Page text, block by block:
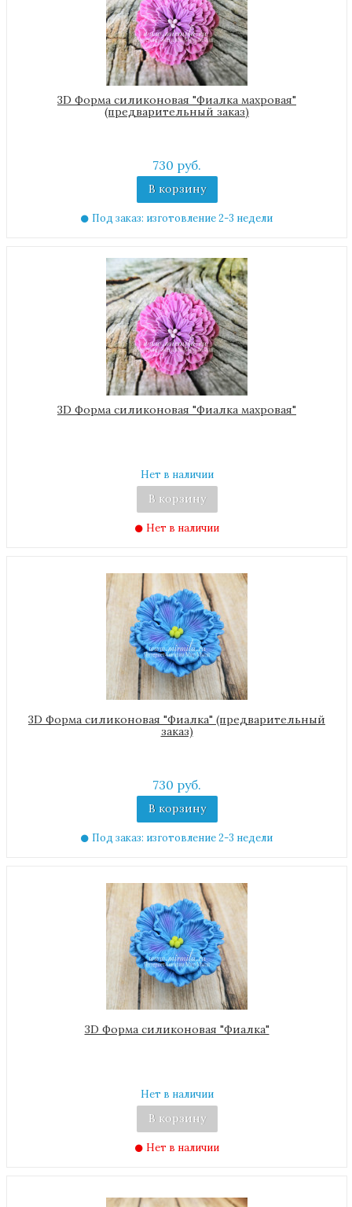
3D Форма силиконовая "Фиалка махровая"
(предварительный заказ)
730 руб.
В корзину
Под заказ: изготовление 2-3 недели
3D Форма силиконовая "Фиалка махровая"
Нет в наличии
В корзину
Нет в наличии
3D Форма силиконовая "Фиалка" (предварительный
заказ)
730 руб.
В корзину
Под заказ: изготовление 2-3 недели
3D Форма силиконовая "Фиалка"
Нет в наличии
В корзину
Нет в наличии